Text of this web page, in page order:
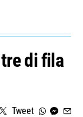
di fila
Tweet